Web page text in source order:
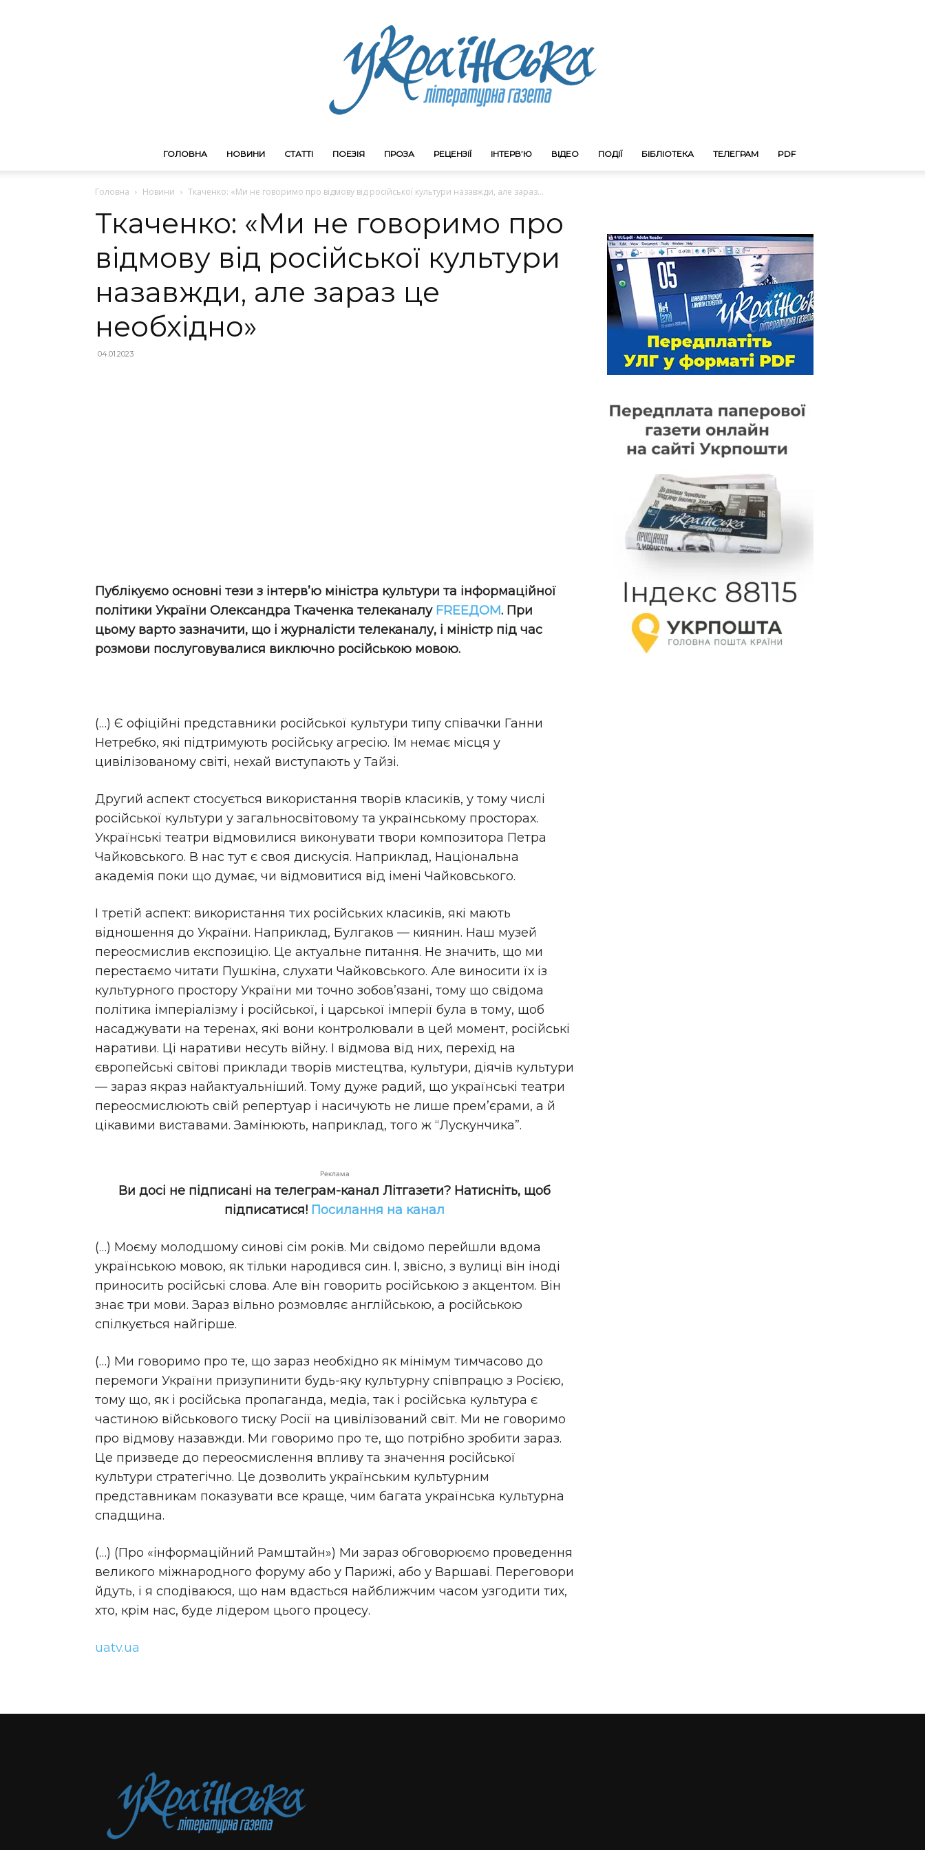
ГОЛОВНА НОВИНИ СТАТТІ ПОЕЗІЯ ПРОЗА РЕЦЕНЗІЇ ІНТЕРВ’Ю ВІДЕО ПОДІЇ БІБЛІОТЕКА ТЕЛЕГРАМ PDF
Головна Новини Ткаченко: «Ми не говоримо про відмову від російської культури назавжди, але зараз...
Ткаченко: «Ми не говоримо про
відмову від російської культури
назавжди, але зараз це
необхідно»
04.01.2023
Публікуємо основні тези з інтерв’ю міністра культури та інформаційної
політики України Олександра Ткаченка телеканалу FREEДOM. При
цьому варто зазначити, що і журналісти телеканалу, і міністр під час
розмови послуговувалися виключно російською мовою.
(…) Є офіційні представники російської культури типу співачки Ганни
Нетребко, які підтримують російську агресію. Їм немає місця у
цивілізованому світі, нехай виступають у Тайзі.
Другий аспект стосується використання творів класиків, у тому числі
російської культури у загальносвітовому та українському просторах.
Українські театри відмовилися виконувати твори композитора Петра
Чайковського. В нас тут є своя дискусія. Наприклад, Національна
академія поки що думає, чи відмовитися від імені Чайковського.
І третій аспект: використання тих російських класиків, які мають
відношення до України. Наприклад, Булгаков — киянин. Наш музей
переосмислив експозицію. Це актуальне питання. Не значить, що ми
перестаємо читати Пушкіна, слухати Чайковського. Але виносити їх із
культурного простору України ми точно зобов’язані, тому що свідома
політика імперіалізму і російської, і царської імперії була в тому, щоб
насаджувати на теренах, які вони контролювали в цей момент, російські
наративи. Ці наративи несуть війну. І відмова від них, перехід на
європейські світові приклади творів мистецтва, культури, діячів культури
— зараз якраз найактуальніший. Тому дуже радий, що українські театри
переосмислюють свій репертуар і насичують не лише прем’єрами, а й
цікавими виставами. Замінюють, наприклад, того ж “Лускунчика”.
Реклама
Ви досі не підписані на телеграм-канал Літгазети? Натисніть, щоб
підписатися! Посилання на канал
(…) Моєму молодшому синові сім років. Ми свідомо перейшли вдома
українською мовою, як тільки народився син. І, звісно, з вулиці він іноді
приносить російські слова. Але він говорить російською з акцентом. Він
знає три мови. Зараз вільно розмовляє англійською, а російською
спілкується найгірше.
(…) Ми говоримо про те, що зараз необхідно як мінімум тимчасово до
перемоги України призупинити будь-яку культурну співпрацю з Росією,
тому що, як і російська пропаганда, медіа, так і російська культура є
частиною військового тиску Росії на цивілізований світ. Ми не говоримо
про відмову назавжди. Ми говоримо про те, що потрібно зробити зараз.
Це призведе до переосмислення впливу та значення російської
культури стратегічно. Це дозволить українським культурним
представникам показувати все краще, чим багата українська культурна
спадщина.
(…) (Про «інформаційний Рамштайн») Ми зараз обговорюємо проведення
великого міжнародного форуму або у Парижі, або у Варшаві. Переговори
йдуть, і я сподіваюся, що нам вдасться найближчим часом узгодити тих,
хто, крім нас, буде лідером цього процесу.
uatv.ua